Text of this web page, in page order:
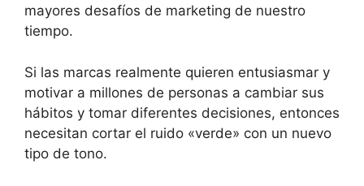
mayores desafíos de marketing de nuestro
tiempo.
Si las marcas realmente quieren entusiasmar y
motivar a millones de personas a cambiar sus
hábitos y tomar diferentes decisiones, entonces
necesitan cortar el ruido «verde» con un nuevo
tipo de tono.